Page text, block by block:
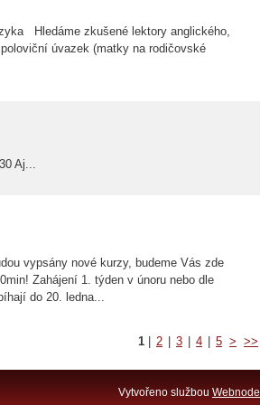
Hledáme zkušené lektory anglického,
úvazek (matky na rodičovské
Aj...
vypsány nové kurzy, budeme Vás zde
Zahájení 1. týden v únoru nebo dle
do 20. ledna...
1 2 3 4 5 > >>
Vytvořeno službou Webnode